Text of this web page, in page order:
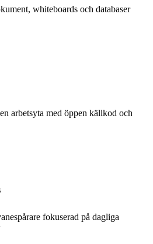
whiteboards och databaser
arbetsyta med öppen källkod och
fokuserad på dagliga